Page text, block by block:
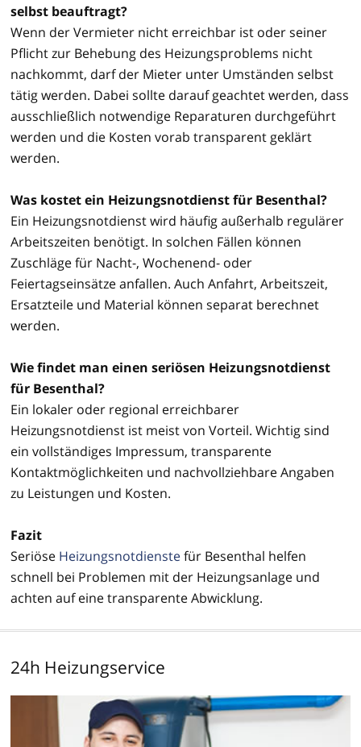
selbst beauftragt?
Wenn der Vermieter nicht erreichbar ist oder seiner
Pflicht zur Behebung des Heizungsproblems nicht
nachkommt, darf der Mieter unter Umständen selbst
tätig werden. Dabei sollte darauf geachtet werden, dass
ausschließlich notwendige Reparaturen durchgeführt
werden und die Kosten vorab transparent geklärt
werden.
Was kostet ein Heizungsnotdienst für Besenthal?
Ein Heizungsnotdienst wird häufig außerhalb regulärer
Arbeitszeiten benötigt. In solchen Fällen können
Zuschläge für Nacht-, Wochenend- oder
Feiertagseinsätze anfallen. Auch Anfahrt, Arbeitszeit,
Ersatzteile und Material können separat berechnet
werden.
Wie findet man einen seriösen Heizungsnotdienst
für Besenthal?
Ein lokaler oder regional erreichbarer
Heizungsnotdienst ist meist von Vorteil. Wichtig sind
ein vollständiges Impressum, transparente
Kontaktmöglichkeiten und nachvollziehbare Angaben
zu Leistungen und Kosten.
Fazit
Seriöse Heizungsnotdienstefür Besenthal helfen
schnell bei Problemen mit der Heizungsanlage und
achten auf eine transparente Abwicklung.
24h Heizungservice